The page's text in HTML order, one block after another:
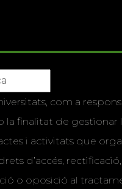
com a
la finalitat de gestionar
i activitats que
d’accés, rectificació,
o oposició al